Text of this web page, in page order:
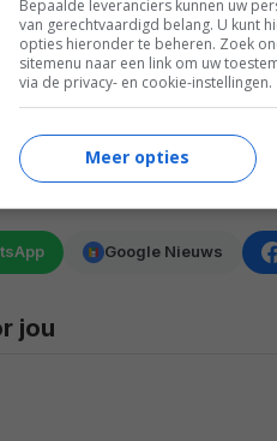
Volition Media
Google Nieuws
jou
Bepaalde leveranciers kunnen uw
van gerechtvaardigd belang. U kunt
opties hieronder te beheren. Zoek
sitemenu naar een link om uw
via de privacy- en cookie-instellingen.
Meer opties